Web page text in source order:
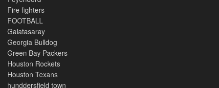
Fire fighters
FOOTBALL
Galatasaray
Georgia Bulldog
Green Bay Packers
Houston Rockets
Houston Texans
hunddersfield town